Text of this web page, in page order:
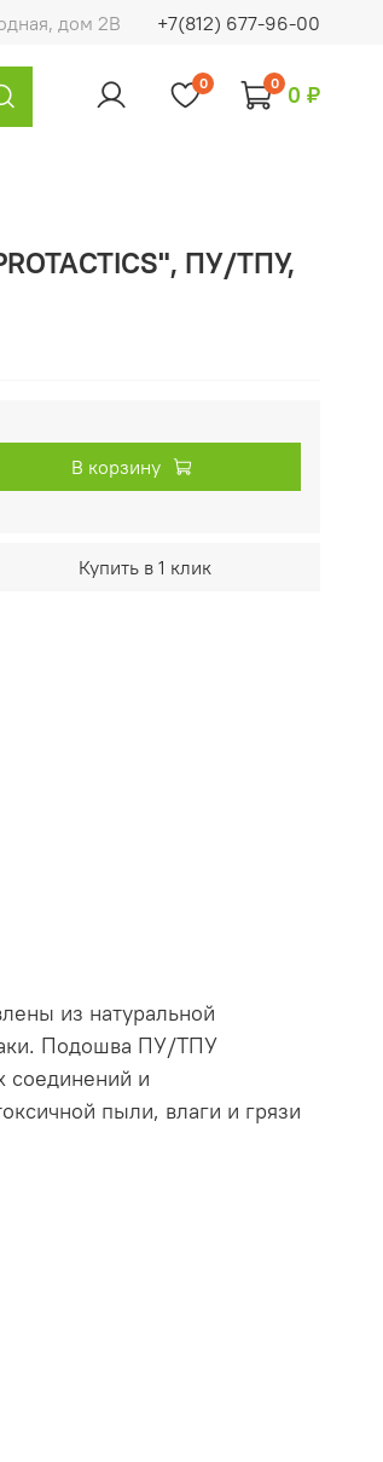
дом 2В +7(812) 677-96-00
0 0 0 ₽
ПУ/ТПУ,
В корзину
Купить в 1 клик
из натуральной
Подошва ПУ/ТПУ
соединений и
пыли, влаги и грязи